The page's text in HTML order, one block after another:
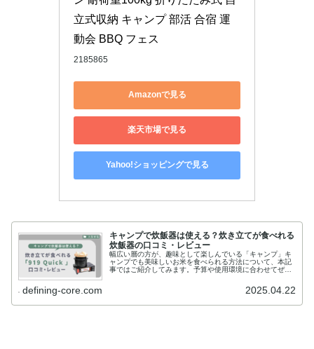
立式収納 キャンプ 部活 合宿 運
動会 BBQ フェス
2185865
Amazonで見る
楽天市場で見る
Yahoo!ショッピングで見る
キャンプで炊飯器は使える？炊き立てが食べれる
炊飯器の口コミ・レビュー
幅広い層の方が、趣味として楽しんでいる「キャンプ」キ
ャンプでも美味しいお米を食べられる方法について、本記
事ではご紹介してみます。予算や使用環境に合わせてぜひ
defining-core.com 2025.04.22